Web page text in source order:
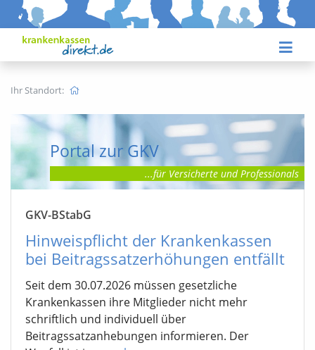
Ihr Standort:
Portal zur GKV
...für Versicherte und Professionals
GKV-BStabG
Hinweispflicht der Krankenkassen
bei Beitragssatzerhöhungen entfällt
Seit dem 30.07.2026 müssen gesetzliche
Krankenkassen ihre Mitglieder nicht mehr
schriftlich und individuell über
Beitragssatzanhebungen informieren. Der